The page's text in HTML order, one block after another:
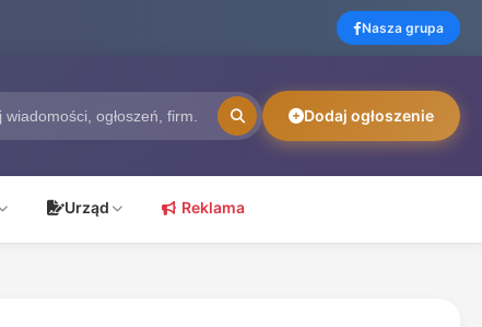
Nasza grupa
Dodaj ogłoszenie
Urząd Reklama